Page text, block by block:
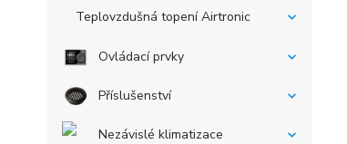
Teplovzdušná topení Airtronic
Ovládací prvky
Příslušenství
Nezávislé klimatizace